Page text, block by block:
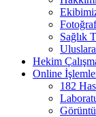
Sağlık
Hekim
Online
182